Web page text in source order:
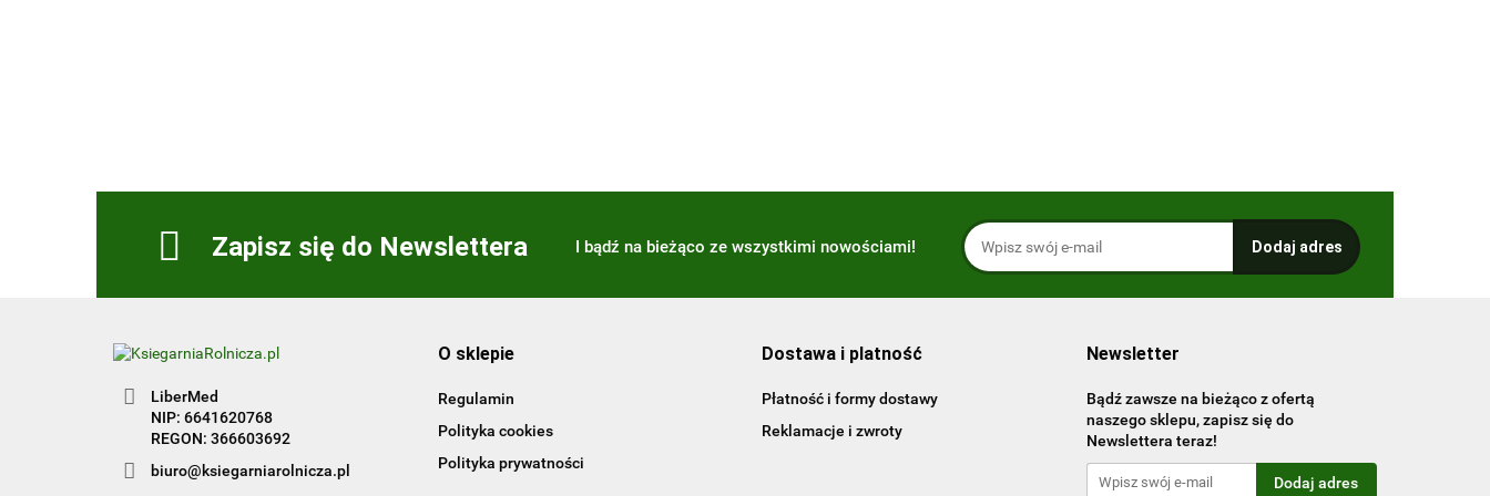
Zapisz się do Newslettera I bądź na bieżąco ze wszystkimi nowościami!
LiberMed
NIP: 6641620768
REGON: 366603692
biuro@ksiegarniarolnicza.pl
O sklepie
Regulamin
Polityka cookies
Polityka prywatności
Dostawa i platność
Płatność i formy dostawy
Reklamacje i zwroty
Newsletter
Bądź zawsze na bieżąco z ofertą
naszego sklepu, zapisz się do
Newslettera teraz!